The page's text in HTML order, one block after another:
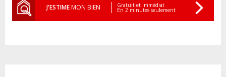
J'ESTIMEMON BIEN Gratuit et Immédiat
En 2 minutes seulement